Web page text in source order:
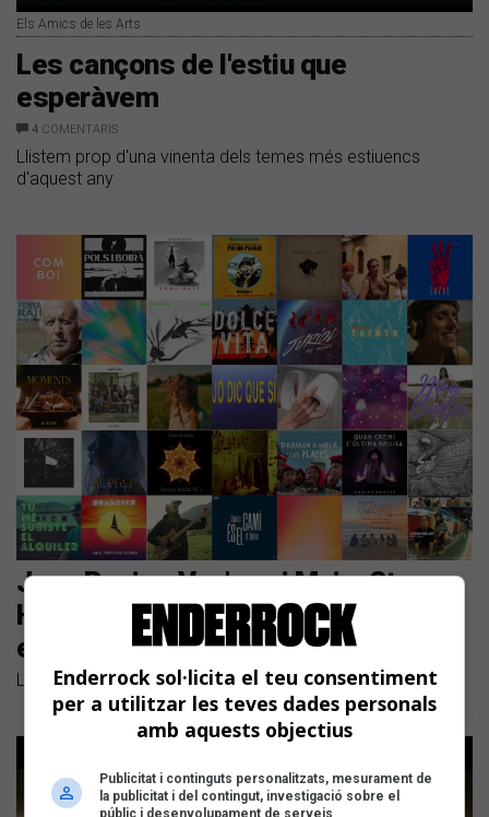
Els Amics de les Arts
Les cançons de l'estiu que
esperàvem
4 COMENTARIS
Llistem prop d'una vinenta dels temes més estiuencs
d'aquest any
Joan Rovira, Ven'nus i Maio, Stay
Homas i Albert Pla, o Les Montses,
entre les novetats de la setmana
Llistem els nous llançaments en català dels últims dies
Enderrock sol·licita el teu consentiment
per a utilitzar les teves dades personals
amb aquests objectius
Publicitat i continguts personalitzats, mesurament de
la publicitat i del contingut, investigació sobre el
públic i desenvolupament de serveis